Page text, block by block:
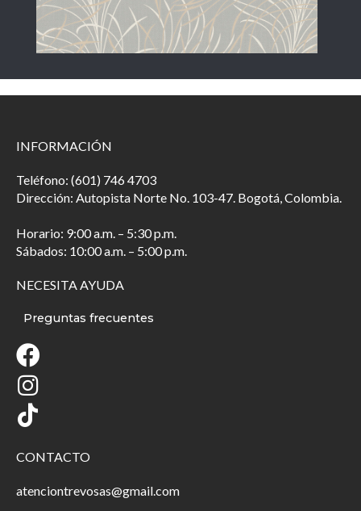
INFORMACIÓN
Teléfono: (601) 746 4703
Dirección: Autopista Norte No. 103-47. Bogotá, Colombia.
Horario: 9:00 a.m. – 5:30 p.m.
Sábados: 10:00 a.m. – 5:00 p.m.
NECESITA AYUDA
Preguntas frecuentes
CONTACTO
atenciontrevosas@gmail.com